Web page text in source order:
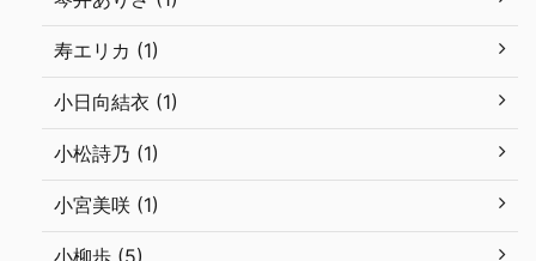
寿エリカ (1)
小日向結衣 (1)
小松詩乃 (1)
小宮美咲 (1)
小柳歩 (5)